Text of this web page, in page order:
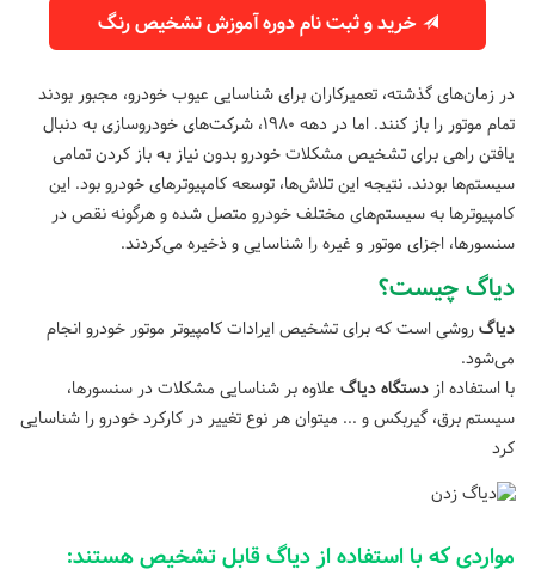
خرید و ثبت نام دوره آموزش تشخیص رنگ
در زمان‌های گذشته، تعمیرکاران برای شناسایی عیوب خودرو، مجبور بودند
تمام موتور را باز کنند. اما در دهه ۱۹۸۰، شرکت‌های خودروسازی به دنبال
یافتن راهی برای تشخیص مشکلات خودرو بدون نیاز به باز کردن تمامی
سیستم‌ها بودند. نتیجه این تلاش‌ها، توسعه کامپیوترهای خودرو بود. این
کامپیوترها به سیستم‌های مختلف خودرو متصل شده و هرگونه نقص در
سنسورها، اجزای موتور و غیره را شناسایی و ذخیره می‌کردند.
دیاگ چیست؟
دیاگروشی است که برای تشخیص ایرادات کامپیوتر موتور خودرو انجام
می‌شود.
با استفاده از دستگاه دیاگ علاوه بر شناسایی مشکلات در سنسورها،
سیستم برق، گیربکس و ... میتوان هر نوع تغییر در کارکرد خودرو را شناسایی
کرد
مواردی که با استفاده از دیاگ قابل تشخیص هستند: